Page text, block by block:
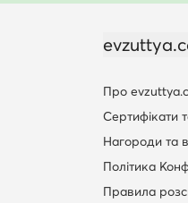
Про
Сертифікати
Нагороди та
Політика
Правила